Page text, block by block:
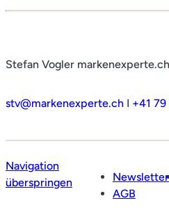
Profil
Stefan Vogler markenexperte.ch
stv@markenexperte.ch I +41
Navigation
überspringen
Newsletter
AGB